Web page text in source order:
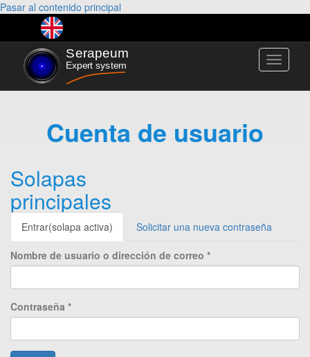
Pasar al contenido principal
Toggle
Cuenta de usuario
Solapas
principales
Entrar(solapa activa) Solicitar una nueva contraseña
Nombre de usuario o dirección de correo *
Contraseña *